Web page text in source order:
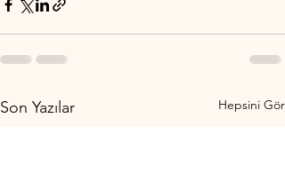
Son Yazılar Hepsini Gör